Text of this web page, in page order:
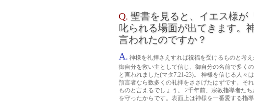
Q. 聖書を見ると、イエス様が
叱られる場面が出てきます。
言われたのですか？
A. 神様を礼拝さえすれば祝福を受けるものと考
御自分を救い主として信じ、御自分の名前で多く
と言われました(マタ7:21-23)。 神様を信じる人々
預言者なら数多くの礼拝をささげたはずです。そ
ものと言えるでしょう。 2千年前、宗教指導者た
を守ったからです。表面上は神様を一番愛する指